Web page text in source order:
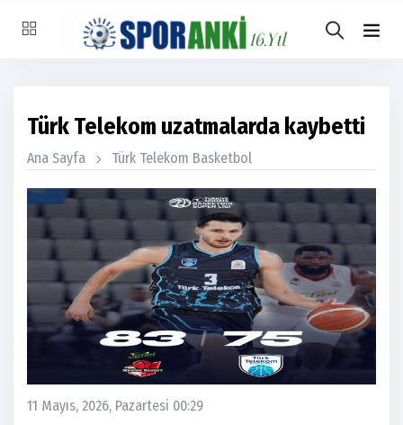
Türk Telekom uzatmalarda kaybetti
Ana Sayfa Türk Telekom Basketbol
11 Mayıs, 2026, Pazartesi 00:29